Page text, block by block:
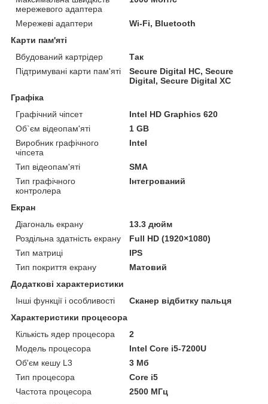
мережевого адаптера
Мережеві адаптери
Wi-Fi, Bluetooth
Карти пам'яті
Вбудований картрідер
Так
Підтримувані карти пам'яті
Secure Digital HC, Secure
Digital, Secure Digital XC
Графіка
Графічний чіпсет
Intel HD Graphics 620
Об`єм відеопам'яті
1 GB
Виробник графічного
чіпсета
Intel
Тип відеопам'яті
SMA
Тип графічного
контролера
Інтегрований
Екран
Діагональ екрану
13.3 дюйм
Роздільна здатність екрану
Full HD (1920×1080)
Тип матриці
IPS
Тип покриття екрану
Матовий
Додаткові характеристики
Інші функції і особливості
Сканер відбитку пальця
Характеристики процесора
Кількість ядер процесора
2
Модель процесора
Intel Core i5-7200U
Об'єм кешу L3
3 Мб
Тип процесора
Core i5
Частота процесора
2500 МГц